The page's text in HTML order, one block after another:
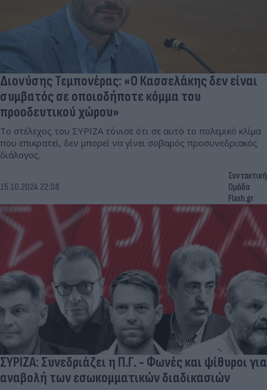
Διονύσης Τεμπονέρας: «Ο Κασσελάκης δεν είναι
συμβατός σε οποιοδήποτε κόμμα του
προοδευτικού χώρου»
Το στέλεχος του ΣΥΡΙΖΑ τόνισε ότι σε αυτό το πολεμικό κλίμα
που επικρατεί, δεν μπορεί να γίνει σοβαρός προσυνεδριακός
διάλογος.
15.10.2024 22:08
Συντακτική
Ομάδα
Flash.gr
ΣΥΡΙΖΑ: Συνεδριάζει η Π.Γ. - Φωνές και ψίθυροι για
αναβολή των εσωκομματικών διαδικασιών